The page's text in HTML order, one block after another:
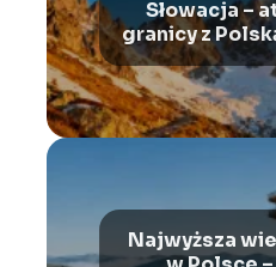
Słowacja –
granicy z
Najwyższa